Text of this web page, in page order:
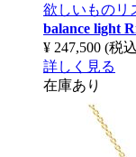
欲しいものリ
balance light
¥ 247,500 (税
詳しく見る
在庫あり